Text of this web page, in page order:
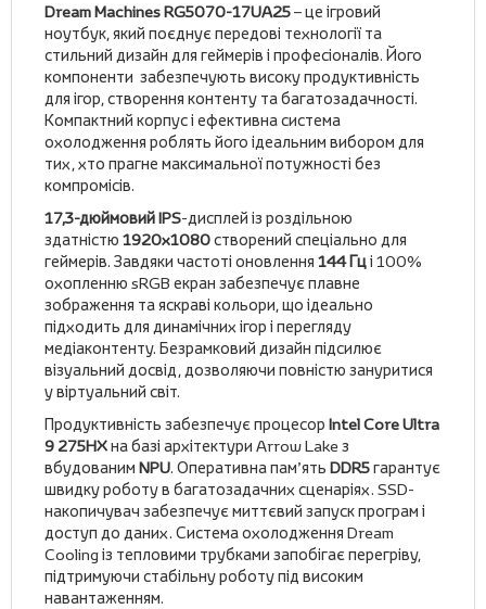
Dream Machines RG5070-17UA25– це ігровий
ноутбук, який поєднує передові технології та
стильний дизайн для геймерів і професіоналів. Його
компоненти забезпечують високу продуктивність
для ігор, створення контенту та багатозадачності.
Компактний корпус і ефективна система
охолодження роблять його ідеальним вибором для
тих, хто прагне максимальної потужності без
компромісів.
17,3-дюймовий IPS-дисплей із роздільною
здатністю 1920x1080створений спеціально для
геймерів. Завдяки частоті оновлення 144 Гці 100%
охопленню sRGB екран забезпечує плавне
зображення та яскраві кольори, що ідеально
підходить для динамічних ігор і перегляду
медіаконтенту. Безрамковий дизайн підсилює
візуальний досвід, дозволяючи повністю зануритися
у віртуальний світ.
Продуктивність забезпечує процесор Intel Core Ultra
9 275HXна базі архітектури Arrow Lake з
вбудованим NPU. Оперативна пам’ять DDR5гарантує
швидку роботу в багатозадачних сценаріях. SSD-
накопичувач забезпечує миттєвий запуск програм і
доступ до даних. Система охолодження Dream
Cooling із тепловими трубками запобігає перегріву,
підтримуючи стабільну роботу під високим
навантаженням.